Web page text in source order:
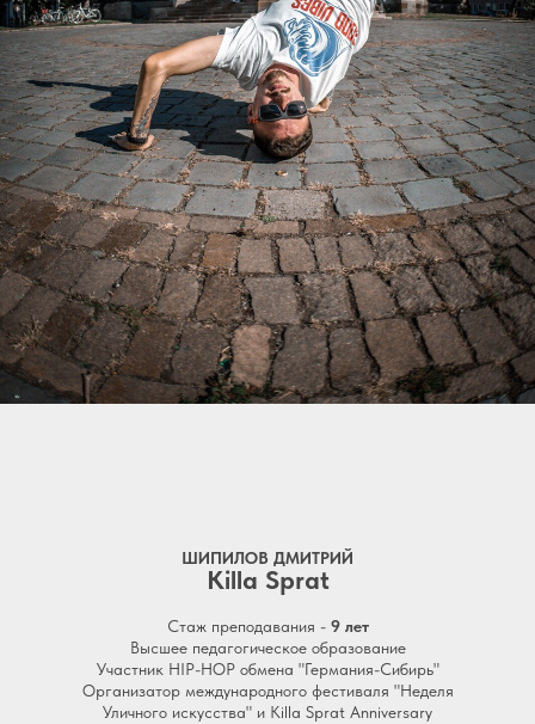
ШИПИЛОВ ДМИТРИЙ
Killa Sprat
Стаж преподавания - 9 лет
Высшее педагогическое образование
Участник HIP-HOP обмена "Германия-Сибирь"
Организатор международного фестиваля "Неделя
Уличного искусства" и Killa Sprat Anniversary